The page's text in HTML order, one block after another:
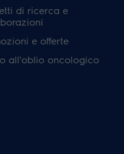
di ricerca e
e offerte
all'oblio oncologico